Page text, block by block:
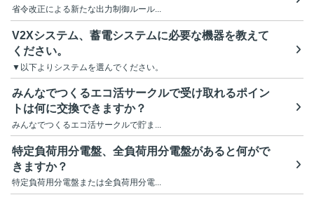
省令改正による新たな出力制御ルール...
V2Xシステム、蓄電システムに必要な機器を教えて
ください。
▼以下よりシステムを選んでください。
みんなでつくるエコ活サークルで受け取れるポイン
トは何に交換できますか？
みんなでつくるエコ活サークルで貯ま...
特定負荷用分電盤、全負荷用分電盤があると何がで
きますか？
特定負荷用分電盤または全負荷用分電...